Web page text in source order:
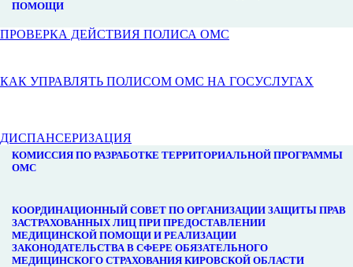
ПОМОЩИ
ПРОВЕРКА ДЕЙСТВИЯ ПОЛИСА ОМС
КАК УПРАВЛЯТЬ ПОЛИСОМ ОМС НА ГОСУСЛУГАХ
ДИСПАНСЕРИЗАЦИЯ
КОМИССИЯ ПО РАЗРАБОТКЕ ТЕРРИТОРИАЛЬНОЙ ПРОГРАММЫ
ОМС
КООРДИНАЦИОННЫЙ СОВЕТ ПО ОРГАНИЗАЦИИ ЗАЩИТЫ ПРАВ
ЗАСТРАХОВАННЫХ ЛИЦ ПРИ ПРЕДОСТАВЛЕНИИ
МЕДИЦИНСКОЙ ПОМОЩИ И РЕАЛИЗАЦИИ
ЗАКОНОДАТЕЛЬСТВА В СФЕРЕ ОБЯЗАТЕЛЬНОГО
МЕДИЦИНСКОГО СТРАХОВАНИЯ КИРОВСКОЙ ОБЛАСТИ